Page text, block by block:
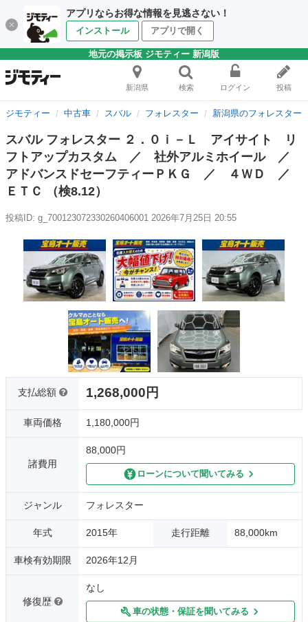
アプリならお得な情報を見逃さない！
インストール アプリで開く
地元の掲示板 ジモティー 新潟版
新潟県 検索 ログイン 投稿
ジモティー 中古車 スバル フォレスター 新潟県のフォレスター
スバル フォレスター ２．０ｉ－Ｌ アイサイト リ
フトアップカスタム ／ 社外アルミホイール ／
アドバンスドセーフティーＰＫＧ ／ ４ＷＤ ／
ＥＴＣ （検8.12）
投稿ID: g_700123072330260406001 2026年7月25日 20:55
支払総額 1,268,000円
車両価格 1,180,000円
諸費用
88,000円
ローンについて聞いてみる
ジャンル フォレスター
年式 2015年 走行距離 88,000km
車検有効期限 2026年12月
修復歴
なし
車の状態・保証を聞いてみる